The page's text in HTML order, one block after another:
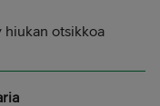
hiukan otsikkoa